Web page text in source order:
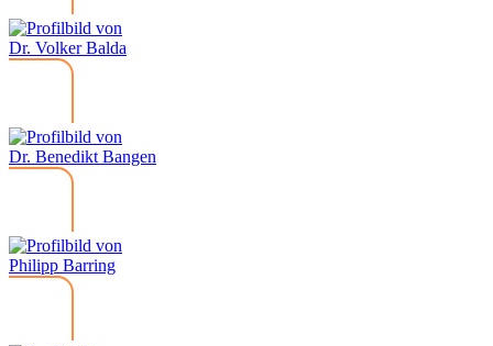
Dr. Volker Balda
Dr. Benedikt Bangen
Philipp Barring